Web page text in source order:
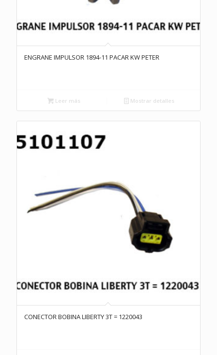
ENGRANE IMPULSOR 1894-11 PACAR KW PETER
Leer más Mostrar detalles
CONECTOR BOBINA LIBERTY 3T = 1220043